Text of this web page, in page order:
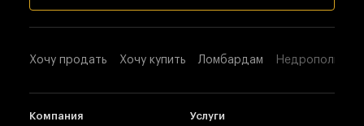
Хочу продать Хочу купить Ломбардам
Компания Услуги